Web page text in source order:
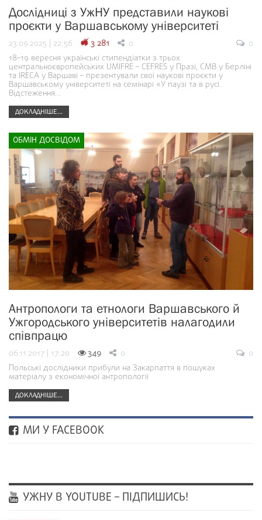
Дослідниці з УжНУ представили наукові
проєкти у Варшавському університеті
23.09.2025 | 22:56 3 281 0
0
18–19 вересня українські стипендіатки з трьох
центральноєвропейських UMIFRE – CEFRES у Празі, CMB у Берліні
та IRECA у Варшаві – презентували свої наукові проєкти у
Варшавському університеті на семінарі «У паузі та в русі.
Відстеження…
ДОКЛАДНІШЕ...
ОБМІН ДОСВІДОМ
Антропологи та етнологи Варшавського й
Ужгородського університетів налагодили
співпрацю
06.11.2017 | 17:20 349 0
0
Польські дослідники прибули на Закарпаття в пошуках
матеріалу з економічної антропології
ДОКЛАДНІШЕ...
МИ У FACEBOOK
УЖНУ В YOUTUBE – ПІДПИШИСЬ!